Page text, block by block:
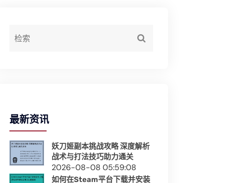
最新资讯
妖刀姬副本挑战攻略 深度解析
战术与打法技巧助力通关
2026-08-08 05:59:08
如何在Steam平台下载并安装